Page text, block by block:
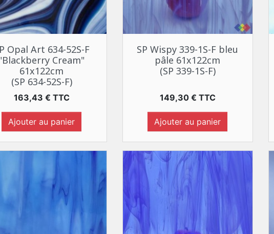
Aperçu rapide
Opal Art 634-52S-F
Cream"
61x122cm
(SP 634-52S-F)
Prix
163,43 € TTC
Ajouter au panier
 Aperçu rapide
SP Wispy 339-1S-F bleu
pâle 61x122cm
(SP 339-1S-F)
Prix
149,30 € TTC
Ajouter au panier